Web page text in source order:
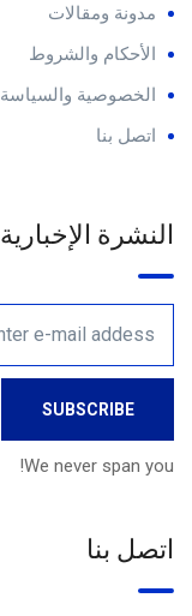
مدونة ومقالات
الأحكام والشروط
الخصوصية والسياسة
اتصل بنا
النشرة الإخبارية
We never span you!
اتصل بنا